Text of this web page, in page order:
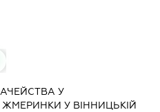
У
У ВІННИЦЬКІЙ